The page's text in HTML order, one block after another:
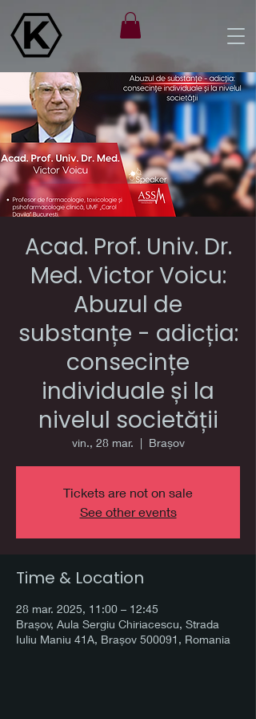
Acad. Prof. Univ. Dr.
Med. Victor Voicu:
Abuzul de
substanțe - adicția:
consecințe
individuale și la
nivelul societății
vin., 28 mar. Brașov
Tickets are not on sale
See other events
Time & Location
28 mar. 2025, 11:00 – 12:45
Brașov, Aula Sergiu Chiriacescu, Strada
Iuliu Maniu 41A, Brașov 500091, Romania